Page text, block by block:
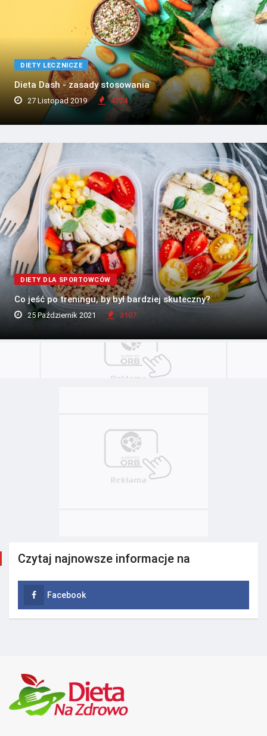
DIETY LECZNICZE
Dieta Dash - zasady stosowania
27 Listopad 2019 4724
DIETY DLA SPORTOWCÓW
Co jeść po treningu, by był bardziej skuteczny?
25 Październik 2021 3187
Czytaj najnowsze informacje na
Facebook